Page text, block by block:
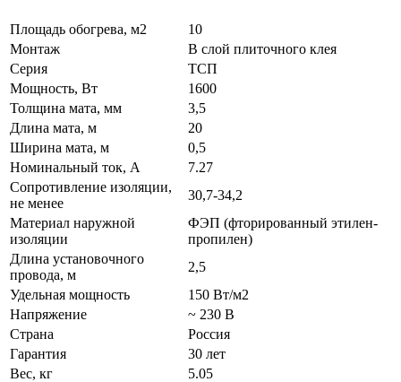
Площадь обогрева, м2
10
Монтаж
В слой плиточного клея
Серия
ТСП
Мощность, Вт
1600
Толщина мата, мм
3,5
Длина мата, м
20
Ширина мата, м
0,5
Номинальный ток, А
7.27
Сопротивление изоляции,
не менее
30,7-34,2
Материал наружной
изоляции
ФЭП (фторированный этилен-
пропилен)
Длина установочного
провода, м
2,5
Удельная мощность
150 Вт/м2
Напряжение
~ 230 В
Страна
Россия
Гарантия
30 лет
Вес, кг
5.05